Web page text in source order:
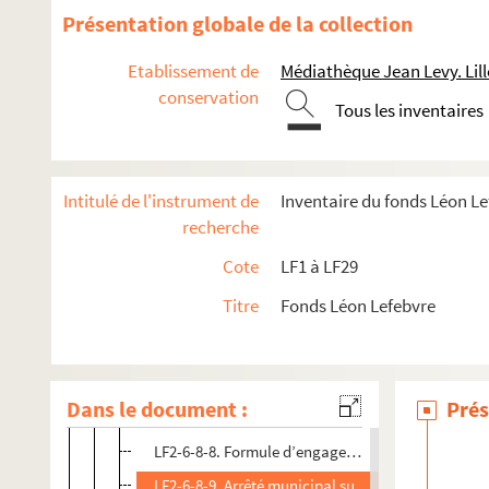
Présentation globale de la collection
Etablissement de
conservation
Médiathèque Jean Levy.
Tous les inventaires
Intitulé de l'instrument de
recherche
Inventaire du fonds Léon
Cote
LF1 à LF29
Titre
Fonds Léon Lefebvre
Dans le document :
LF2-6-4. Dossier 4 : 1893-1894
LF2-6-5. Dossier 5 : 1894-1895
LF2-6-6. Dossier 6 : 1895-1896
LF2-6-8. Dossier 8 : 1897-1898
LF2-6-8-1. Tableau de la troupe
LF2-6-8-4. Répertoire
LF2-6-8-6. Arrêtés municipaux sur l’Orchestre
LF2-6-8-7. Bulletin de la Bibliothèque musicale
LF2-6-8-8. Formule d’engagement de musicien